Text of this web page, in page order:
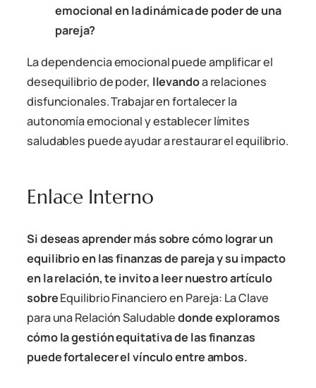
emocional en la dinámica de poder de una
pareja?
La dependencia emocional puede amplificar el
desequilibrio de poder, llevandoa relaciones
disfuncionales. Trabajar en fortalecer la
autonomía emocional y establecer límites
saludables puede ayudar a restaurar el equilibrio.
Enlace Interno
Si deseas aprender más sobre cómo lograr un
equilibrio en las finanzas de pareja y su impacto
en la relación, te invito a leer nuestro artículo
sobreEquilibrio Financiero en Pareja: La Clave
para una Relación Saludabledonde exploramos
cómo la gestión equitativa de las finanzas
puede fortalecer el vínculo entre ambos.